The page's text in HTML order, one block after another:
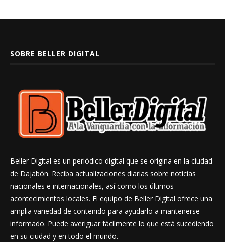
SOBRE BELLER DIGITAL
Beller Digital es un periódico digital que se origina en la ciudad
de Dajabón. Reciba actualizaciones diarias sobre noticias
nacionales e internacionales, así como los últimos
acontecimientos locales. El equipo de Beller Digital ofrece una
amplia variedad de contenido para ayudarlo a mantenerse
informado. Puede averiguar fácilmente lo que está sucediendo
en su ciudad y en todo el mundo.